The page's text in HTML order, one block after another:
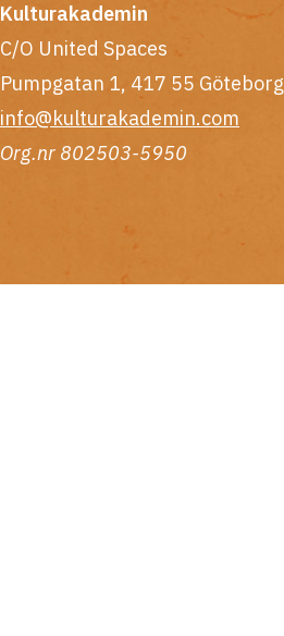
Kulturakademin
C/O United Spaces
Pumpgatan 1, 417 55 Göteborg
info@kulturakademin.com
Org.nr 802503-5950